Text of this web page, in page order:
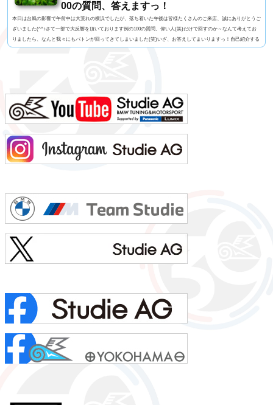
00の質問、答えますっ！
本日は台風の影響で午前中は大荒れの横浜でしたが、落ち着いた午後は皆様たくさんのご来店、誠にありがとうご
ざいました(^^♪さて一部で大反響を頂いております例の100の質問。偉い人(笑)だけで回すのか～なんて考えてお
りましたら、なんと我々にもバトンが回ってきてしまいました(笑)いざ、お答えしてまいりますっ！自己紹介する